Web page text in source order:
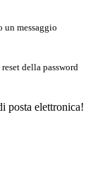
un messaggio
della password
posta elettronica!